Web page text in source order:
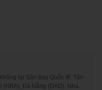
tại Sân Bay Quốc tế: Tân
(NBA), Đà Nẵng (DAD), Nha